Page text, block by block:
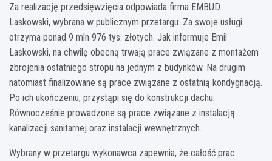
Za realizację przedsięwzięcia odpowiada firma EMBUD
Laskowski, wybrana w publicznym przetargu. Za swoje usługi
otrzyma ponad 9 mln 976 tys. złotych. Jak informuje Emil
Laskowski, na chwilę obecną trwają prace związane z montażem
zbrojenia ostatniego stropu na jednym z budynków. Na drugim
natomiast finalizowane są prace związane z ostatnią kondygnacją.
Po ich ukończeniu, przystąpi się do konstrukcji dachu.
Równocześnie prowadzone są prace związane z instalacją
kanalizacji sanitarnej oraz instalacji wewnętrznych.
Wybrany w przetargu wykonawca zapewnia, że całość prac